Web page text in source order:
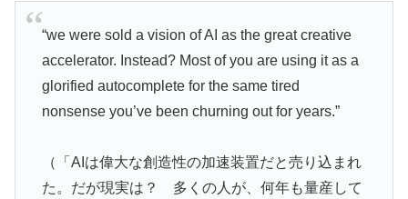
“we were sold a vision of AI as the great creative
accelerator. Instead? Most of you are using it as a
glorified autocomplete for the same tired
nonsense you’ve been churning out for years.”
（「AIは偉大な創造性の加速装置だと売り込まれ
た。だが現実は？ 多くの人が、何年も量産して